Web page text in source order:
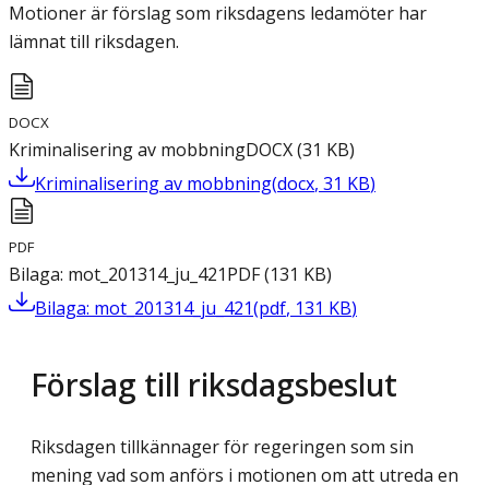
Motioner är förslag som riksdagens ledamöter har
lämnat till riksdagen.
DOCX
Kriminalisering av mobbningDOCX(31 KB)
Kriminalisering av mobbning(docx, 31 KB)
PDF
Bilaga: mot_201314_ju_421PDF(131 KB)
Bilaga: mot_201314_ju_421(pdf, 131 KB)
Förslag till riksdagsbeslut
Riksdagen tillkännager för regeringen som sin
mening vad som anförs i motionen om att utreda en